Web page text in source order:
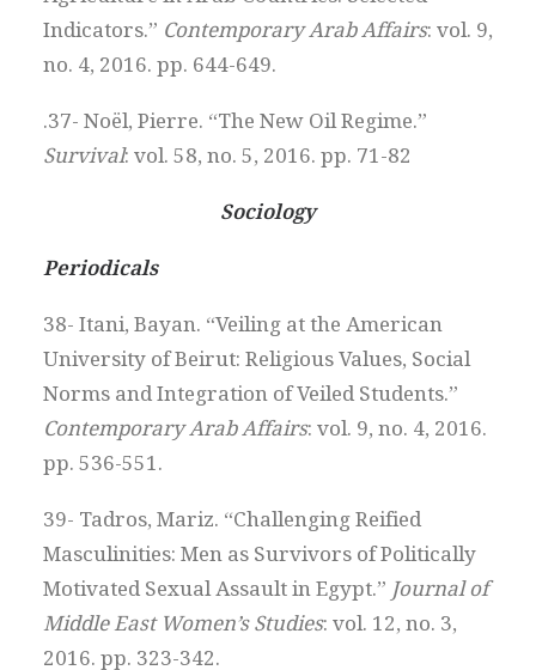
Indicators.” Contemporary Arab Affairs: vol. 9,
no. 4, 2016. pp. 644-649.
.37- Noël, Pierre. “The New Oil Regime.”
Survival: vol. 58, no. 5, 2016. pp. 71-82
Sociology
Periodicals
38- Itani, Bayan. “Veiling at the American
University of Beirut: Religious Values, Social
Norms and Integration of Veiled Students.”
Contemporary Arab Affairs: vol. 9, no. 4, 2016.
pp. 536-551.
39- Tadros, Mariz. “Challenging Reified
Masculinities: Men as Survivors of Politically
Motivated Sexual Assault in Egypt.”Journal of
Middle East Women’s Studies: vol. 12, no. 3,
2016. pp. 323-342.